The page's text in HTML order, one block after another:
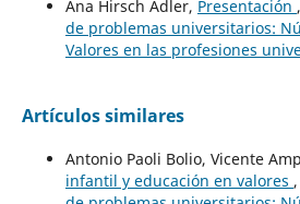
Ana Hirsch Adler, Presentación ,
de problemas universitarios:
Valores en las profesiones
Artículos similares
Antonio Paoli Bolio, Vicente
infantil y educación en valores ,